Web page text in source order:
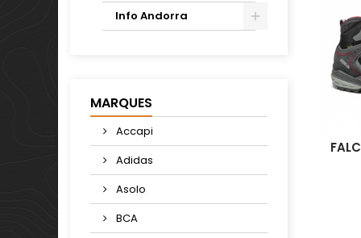
Info Andorra
MARQUES
Accapi
Adidas
Asolo
BCA